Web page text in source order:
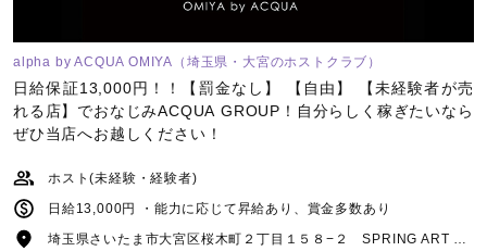
alpha by ACQUA OMIYA（埼玉県・大宮のホストクラブ）
日給保証13,000円！！【罰金なし】 【自由】 【未経験者が売
れる店】でおなじみACQUA GROUP！自分らしく稼ぎたいなら
ぜひ当店へお越しください！
ホスト(未経験・経験者)
日給13,000円 ・能力に応じて昇給あり、賞金多数あり
埼玉県さいたま市大宮区桜木町２丁目１５８−２ SPRING ART BLD 4F